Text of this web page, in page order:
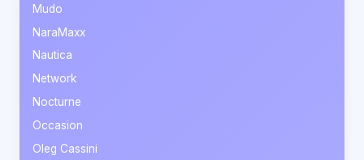
Mudo
NaraMaxx
Nautica
Network
Nocturne
Occasion
Oleg Cassini